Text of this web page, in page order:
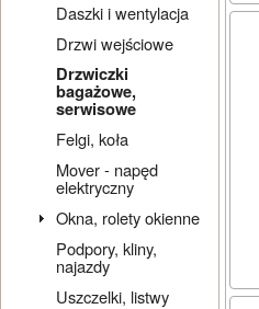
Daszki i wentylacja
Drzwi wejściowe
Drzwiczki
bagażowe,
serwisowe
Felgi, koła
Mover - napęd
elektryczny
Okna, rolety okienne
Podpory, kliny,
najazdy
Uszczelki, listwy